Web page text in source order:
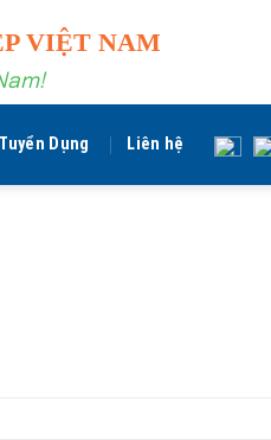
VIỆT NAM
Dụng Liên hệ